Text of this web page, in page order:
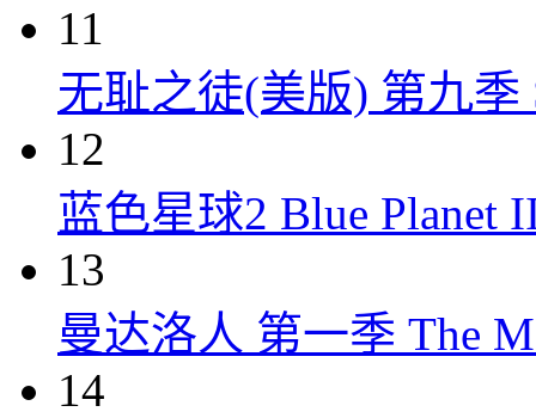
11
无耻之徒(美版) 第九季
12
蓝色星球2 Blue Planet
13
曼达洛人 第一季 The
14